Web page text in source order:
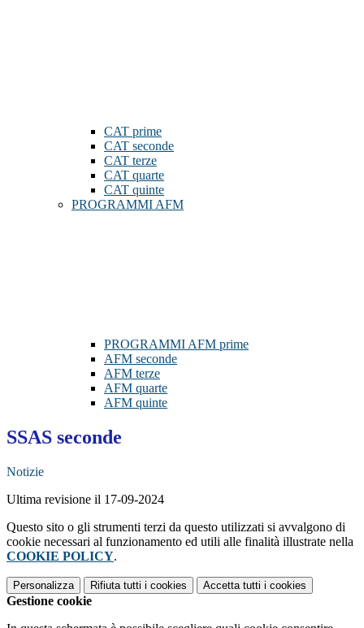
CAT prime
CAT seconde
CAT terze
CAT quarte
CAT quinte
PROGRAMMI AFM
PROGRAMMI AFM prime
AFM seconde
AFM terze
AFM quarte
AFM quinte
SSAS seconde
Notizie
Ultima revisione il 17-09-2024
Questo sito o gli strumenti terzi da questo utilizzati si avvalgono di
cookie necessari al funzionamento ed utili alle finalità illustrate nella
COOKIE POLICY.
Personalizza Rifiuta tutti i cookies Accetta tutti i cookies
Gestione cookie